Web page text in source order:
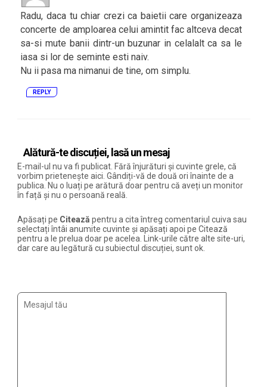
Radu, daca tu chiar crezi ca baietii care organizeaza
concerte de amploarea celui amintit fac altceva decat
sa-si mute banii dintr-un buzunar in celalalt ca sa le
iasa si lor de seminte esti naiv.
Nu ii pasa ma nimanui de tine, om simplu.
REPLY
Alătură-te discuției, lasă un mesaj
E-mail-ul nu va fi publicat. Fără înjurături și cuvinte grele, că
vorbim prietenește aici. Gândiți-vă de două ori înainte de a
publica. Nu o luați pe arătură doar pentru că aveți un monitor
în față și nu o persoană reală.
Apăsați pe Citează pentru a cita întreg comentariul cuiva sau
selectați întâi anumite cuvinte și apăsați apoi pe Citează
pentru a le prelua doar pe acelea. Link-urile către alte site-uri,
dar care au legătură cu subiectul discuției, sunt ok.